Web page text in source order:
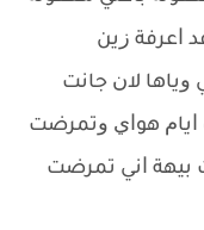
ﺍﻋﺮﻓﺔ ﺯﻳﻦ
ﻭﻳﺎﻫﺎ ﻻﻥ ﺟﺎﻧﺖ
ﻫﻮﺍﻱ ﻭﺗﻤﺮﺿﺖ
ﺍﻧﻲ ﺗﻤﺮﺿﺖ